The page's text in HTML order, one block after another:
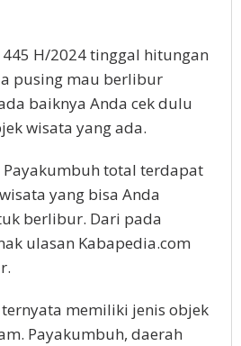
H/2024 tinggal hitungan
pusing mau berlibur
baiknya Anda cek dulu
wisata yang ada.
Payakumbuh total terdapat
yang bisa Anda
berlibur. Dari pada
ulasan Kabapedia.com
memiliki jenis objek
Payakumbuh, daerah